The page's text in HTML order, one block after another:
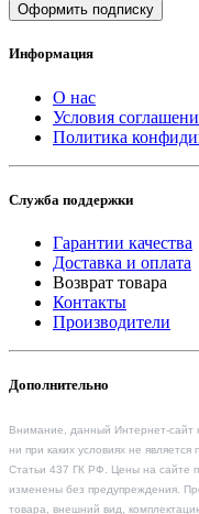
Оформить подписку
Информация
О нас
Условия
Политика
Служба поддержки
Гарантии качества
Доставка и оплата
Возврат товара
Контакты
Производители
Дополнительно
Внимание, данный Интернет-сайт
ни при каких условиях не
Статьи 437 ГК РФ. Цены на сайте
изменены без предупреждения.
товара, внешний вид,